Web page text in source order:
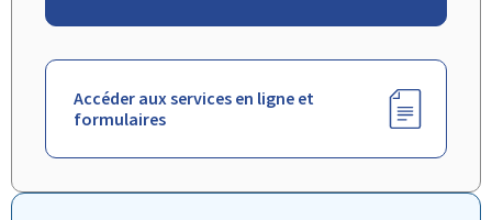
Accéder aux services en ligne et
formulaires